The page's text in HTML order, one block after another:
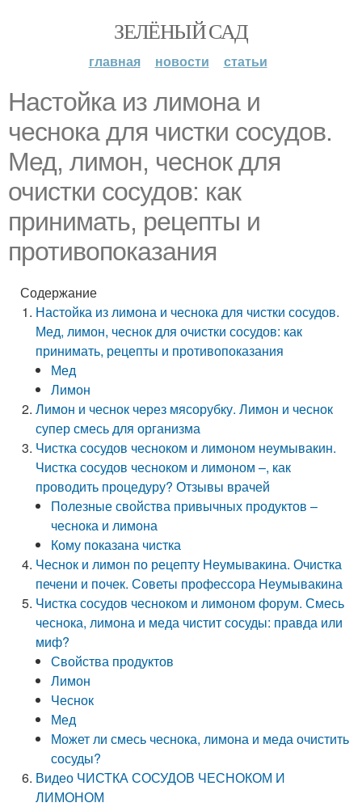
ЗЕЛЁНЫЙ САД
главная новости статьи
Настойка из лимона и
чеснока для чистки сосудов.
Мед, лимон, чеснок для
очистки сосудов: как
принимать, рецепты и
противопоказания
Содержание
Настойка из лимона и чеснока для чистки сосудов.
Мед, лимон, чеснок для очистки сосудов: как
принимать, рецепты и противопоказания
Мед
Лимон
Лимон и чеснок через мясорубку. Лимон и чеснок
супер смесь для организма
Чистка сосудов чесноком и лимоном неумывакин.
Чистка сосудов чесноком и лимоном –, как
проводить процедуру? Отзывы врачей
Полезные свойства привычных продуктов –
чеснока и лимона
Кому показана чистка
Чеснок и лимон по рецепту Неумывакина. Очистка
печени и почек. Советы профессора Неумывакина
Чистка сосудов чесноком и лимоном форум. Смесь
чеснока, лимона и меда чистит сосуды: правда или
миф?
Свойства продуктов
Лимон
Чеснок
Мед
Может ли смесь чеснока, лимона и меда очистить
сосуды?
Видео ЧИСТКА СОСУДОВ ЧЕСНОКОМ И
ЛИМОНОМ